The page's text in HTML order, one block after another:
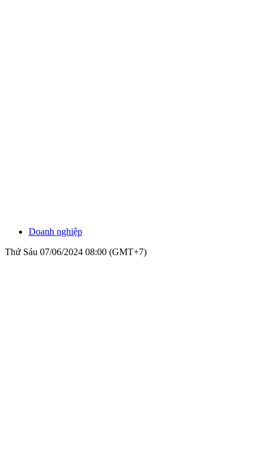
Doanh nghiệp
Thứ Sáu 07/06/2024 08:00 (GMT+7)